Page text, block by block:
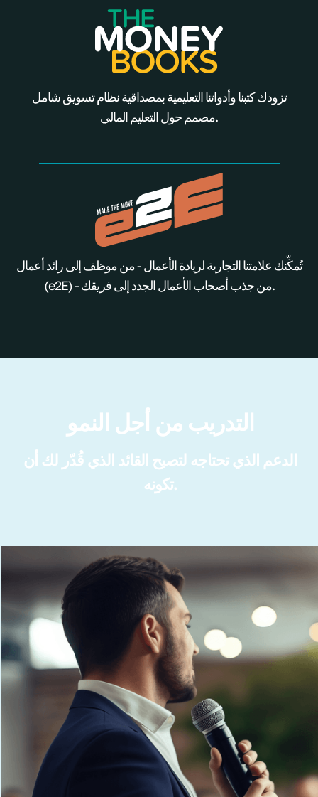
تزودك كتبنا وأدواتنا التعليمية بمصداقية نظام تسويق شامل
مصمم حول التعليم المالي.
تُمكِّنك علامتنا التجارية لريادة الأعمال - من موظف إلى رائد أعمال
(e2E) - من جذب أصحاب الأعمال الجدد إلى فريقك.
التدريب من أجل النمو
الدعم الذي تحتاجه لتصبح القائد الذي قُدّر لك أن
تكونه.